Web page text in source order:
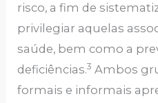
risco, a fim de
privilegiar aquelas
saúde, bem como a
deficiências.3 Ambos
formais e informais